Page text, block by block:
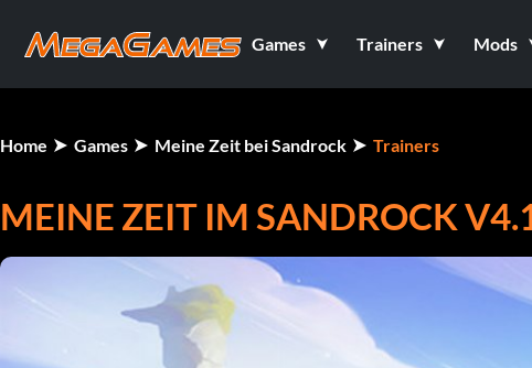
Games Trainers Mods
Home Games Meine Zeit bei Sandrock Trainers
MEINE ZEIT IM SANDROCK